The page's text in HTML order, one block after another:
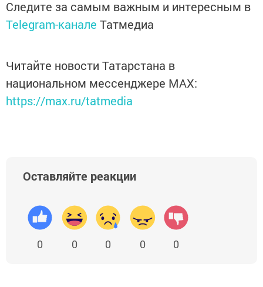
Следите за самым важным и интересным в
Telegram-канале Татмедиа
Читайте новости Татарстана в
национальном мессенджере MАХ:
https://max.ru/tatmedia
Оставляйте реакции
0 0 0 0 0